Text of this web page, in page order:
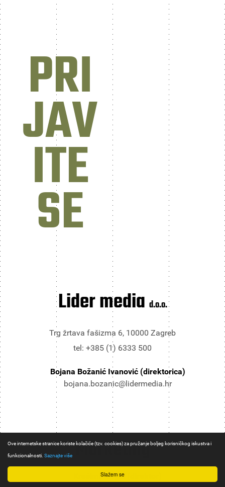
Slažem se
Ove internetske stranice koriste kolačiće (tzv. cookies) za pružanje boljeg korisničkog iskustva i
funkcionalnosti. Saznajte više
PRI
JAV
ITE
SE
Lider media d.o.o.
Trg žrtava fašizma 6, 10000 Zagreb
tel: +385 (1) 6333 500
Bojana Božanić Ivanović (direktorica)
bojana.bozanic@lidermedia.hr
Marketing
Krešimir Grgić (direktor)